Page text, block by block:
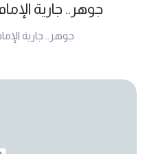
جوهر.. جارية
جوهر.. جارية